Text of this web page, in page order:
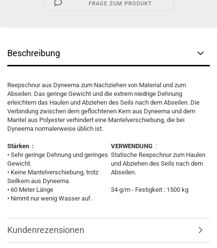
FRAGE ZUM PRODUKT
Beschreibung
Reepschnur aus Dyneema zum Nachziehen von Material und zum
Abseilen. Das geringe Gewicht und die extrem niedrige Dehnung
erleichtern das Haulen und Abziehen des Seils nach dem Abseilen. Die
Verbindung zwischen dem geflochtenen Kern aus Dyneema und dem
Mantel aus Polyester verhindert eine Mantelverschiebung, die bei
Dyneema normalerweise üblich ist.
Stärken :
• Sehr geringe Dehnung und geringes
Gewicht.
• Keine Mantelverschiebung, trotz
Seilkern aus Dyneema.
• 60 Meter Länge
• Nimmt nur wenig Wasser auf.
VERWENDUNG :
Statische Reepschnur zum Haulen
und Abziehen des Seils nach dem
Abseilen.
34 g/m - Festigkeit : 1500 kg
Kundenrezensionen